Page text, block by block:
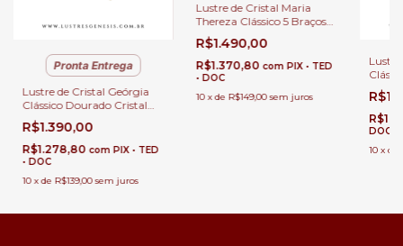
Pronta Entrega
Lustre de Cristal Geórgia
Clássico Dourado Cristal
Âmbar 5 Braços para
Casas com Pé Direito
Duplo e Buffet
R$1.390,00
R$1.278,80 com PIX • TED
• DOC
10 xde R$139,00 sem juros
Lustre de Cristal Maria
Thereza Clássico 5 Braços
para Casas com Pé Direito
Duplo e Buffet
R$1.490,00
R$1.370,80 com PIX • TED
• DOC
10 xde R$149,00 sem juros
DOC
10 x de